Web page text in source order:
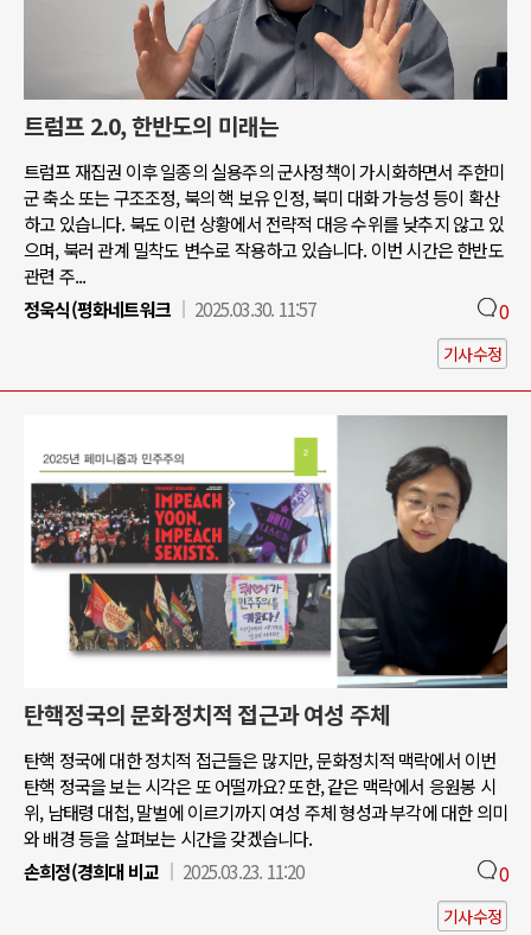
트럼프 2.0, 한반도의 미래는
트럼프 재집권 이후 일종의 실용주의 군사정책이 가시화하면서 주한미
군 축소 또는 구조조정, 북의 핵 보유 인정, 북미 대화 가능성 등이 확산
하고 있습니다. 북도 이런 상황에서 전략적 대응 수위를 낮추지 않고 있
으며, 북러 관계 밀착도 변수로 작용하고 있습니다. 이번 시간은 한반도
관련 주...
정욱식(평화네트워크
2025.03.30. 11:57 0
기사수정
탄핵정국의 문화정치적 접근과 여성 주체
탄핵 정국에 대한 정치적 접근들은 많지만, 문화정치적 맥락에서 이번
탄핵 정국을 보는 시각은 또 어떨까요? 또한, 같은 맥락에서 응원봉 시
위, 남태령 대첩, 말벌에 이르기까지 여성 주체 형성과 부각에 대한 의미
와 배경 등을 살펴보는 시간을 갖겠습니다.
손희정(경희대 비교
2025.03.23. 11:20 0
기사수정